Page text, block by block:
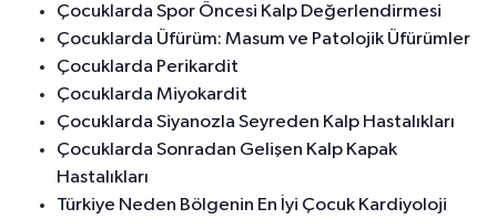
Çocuklarda Spor Öncesi Kalp Değerlendirmesi
Çocuklarda Üfürüm: Masum ve Patolojik Üfürümler
Çocuklarda Perikardit
Çocuklarda Miyokardit
Çocuklarda Siyanozla Seyreden Kalp Hastalıkları
Çocuklarda Sonradan Gelişen Kalp Kapak
Hastalıkları
Türkiye Neden Bölgenin En İyi Çocuk Kardiyoloji